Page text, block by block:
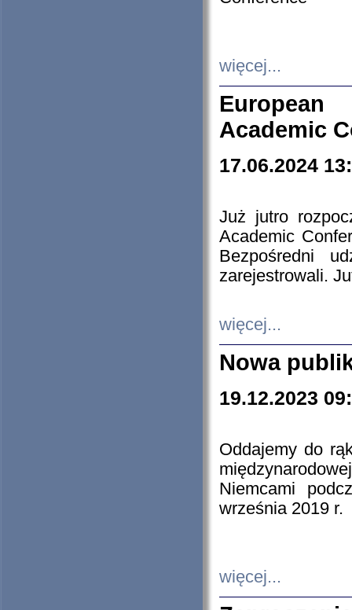
więcej...
European
Academic
17.06.2024
Już jutro
Academic
Bezpośredni
zarejestrowali.
więcej...
Nowa
19.12.2023
Oddajemy do
Niemcami
września 2019 r.
więcej...